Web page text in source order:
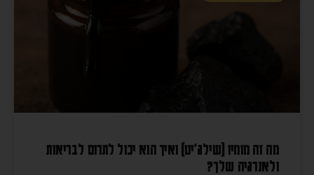
מה זה מומיו (שילג׳יט) ואיך הוא יכול לתרום לבריאות
ולאנרגיה שלך?